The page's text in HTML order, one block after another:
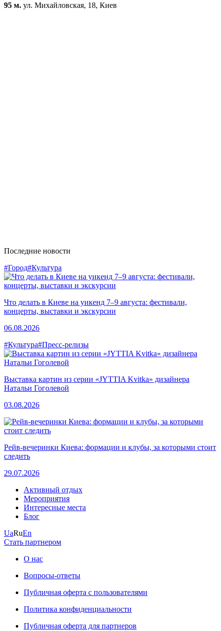
95 м. ул. Михайловская, 18, Киев
Последние новости
#Город#Культура
Что делать в Киеве на уикенд 7–9 августа: фестивали,
концерты, выставки и экскурсии
06.08.2026
#Культура#Пресс-релизы
Выставка картин из серии «JYTTIA Kvitka» дизайнера
Натальи Гоголевой
03.08.2026
Рейв-вечеринки Киева: формации и клубы, за которыми стоит
следить
29.07.2026
Активный отдых
Мероприятия
Интересные места
Блог
UaRuEn
Стать партнером
О нас
Вопросы-ответы
Публичная оферта с пользователями
Политика конфиденциальности
Публичная оферта для партнеров